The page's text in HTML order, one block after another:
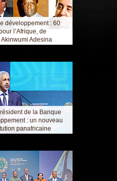
développement : 60
l’Afrique, de
Adesina
de la Banque
: un nouveau
panafricaine